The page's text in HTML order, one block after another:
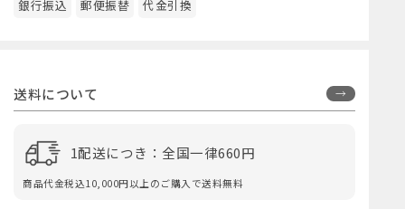
銀行振込
郵便振替 代金引換
送料について
1配送につき：全国一律660円
商品代金税込10,000円以上のご購入で送料無料